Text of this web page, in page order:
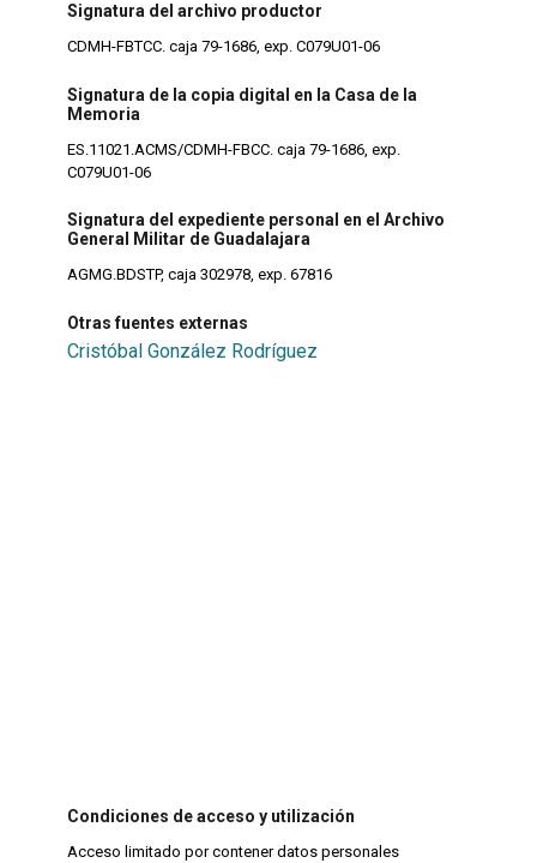
Signatura del archivo productor
CDMH-FBTCC. caja 79-1686, exp. C079U01-06
Signatura de la copia digital en la Casa de la
Memoria
ES.11021.ACMS/CDMH-FBCC. caja 79-1686, exp.
C079U01-06
Signatura del expediente personal en el Archivo
General Militar de Guadalajara
AGMG.BDSTP, caja 302978, exp. 67816
Otras fuentes externas
Cristóbal González Rodríguez
Condiciones de acceso y utilización
Acceso limitado por contener datos personales